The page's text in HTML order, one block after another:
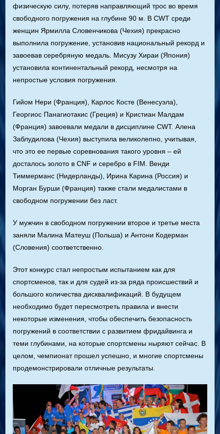
физическую силу, потеряв направляющий трос во время
свободного погружения на глубине 90 м. В CWT среди
женщин Ярмилла Словенчикова (Чехия) прекрасно
выполнила погружение, установив национальный рекорд и
завоевав серебряную медаль. Мисузу Хираи (Япония)
установила континентальный рекорд, несмотря на
непростые условия погружения.
Гийом Нери (Франция), Карлос Косте (Венесуэла),
Георгиос Панагиотакис (Греция) и Кристиан Малдам
(Франция) завоевали медали в дисциплине CWT. Алена
Заблудилова (Чехия) выступила великолепно, учитывая,
что это ее первые соревнования такого уровня – ей
досталось золото в CNF и серебро в FIM. Венди
Тиммерманс (Нидерланды), Ирина Карина (Россия) и
Морган Бурши (Франция) также стали медалистами в
свободном погружении без ласт.
У мужчин в свободном погружении второе и третье места
заняли Малина Матеуш (Польша) и Антони Кодерман
(Словения) соответственно.
Этот конкурс стал непростым испытанием как для
спортсменов, так и для судей из-за ряда происшествий и
большого количества дисквалификаций. В будущем
необходимо будет пересмотреть правила и внести
некоторые изменения, чтобы обеспечить безопасность
погружений в соответствии с развитием фридайвинга и
теми глубинами, на которые спортсмены ныряют сейчас. В
целом, чемпионат прошел успешно, и многие спортсмены
продемонстрировали отличные результаты.